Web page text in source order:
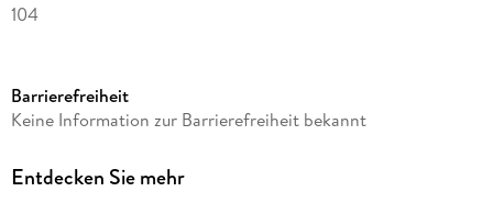
104
Altersempfehlung
Autor/Autorin
Barrierefreiheit
Keine Information zur Barrierefreiheit bekannt
Entdecken Sie mehr